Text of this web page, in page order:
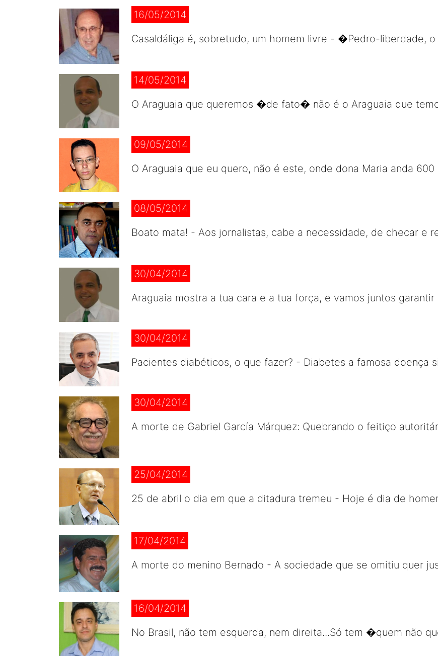
16/05/2014
Casaldáliga é, sobretudo, um homem livre - �Pedro-liberdade, o
14/05/2014
O Araguaia que queremos �de fato� não é o Araguaia que
09/05/2014
O Araguaia que eu quero, não é este, onde dona Maria anda
08/05/2014
Boato mata! - Aos jornalistas, cabe a necessidade, de checar e
30/04/2014
Araguaia mostra a tua cara e a tua força, e vamos juntos garantir
30/04/2014
Pacientes diabéticos, o que fazer? - Diabetes a famosa doença
30/04/2014
A morte de Gabriel García Márquez: Quebrando o feitiço
25/04/2014
25 de abril o dia em que a ditadura tremeu - Hoje é dia de
17/04/2014
A morte do menino Bernado - A sociedade que se omitiu quer
16/04/2014
No Brasil, não tem esquerda, nem direita...Só tem �quem não